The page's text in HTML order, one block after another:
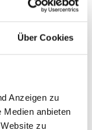
Über Cookies
Anzeigen zu
Medien anbieten
zu